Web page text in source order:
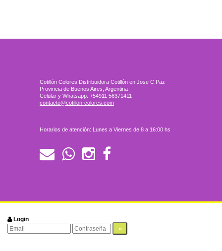
Cotillón Colores Distribuidora Cotillón en Jose C Paz
Provincia de Buenos Aires, Argentina
Celular y Whatsapp: +54911 56371411
contacto@cotillon-colores.com
Horarios de atención: Lunes a Viernes de 8 a 16:00 hs
Login